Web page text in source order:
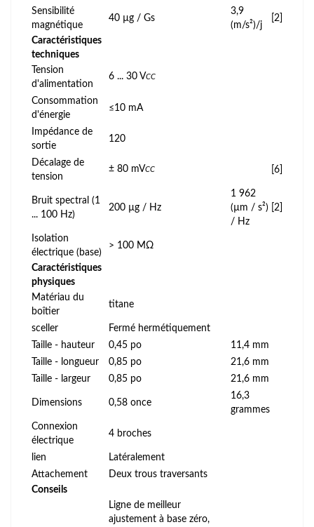
Sensibilité
magnétique
40 µg / Gs
3,9
(m/s²)/j
[2]
Caractéristiques
techniques
Tension
d'alimentation
6 ... 30 VCC
Consommation
d'énergie
≤10 mA
Impédance de
sortie
120
Décalage de
tension
± 80 mVCC [6]
Bruit spectral (1
... 100 Hz)
200 µg / Hz
1 962
(µm / s²)
/ Hz
[2]
Isolation
électrique (base)
> 100 MΩ
Caractéristiques
physiques
Matériau du
boîtier
titane
sceller
Fermé hermétiquement
Taille - hauteur
0,45 po
11,4 mm
Taille - longueur
0,85 po
21,6 mm
Taille - largeur
0,85 po 21,6 mm
Dimensions 0,58 once
16,3
grammes
Connexion
électrique
4 broches
lien
Latéralement
Attachement
Deux trous traversants
Conseils
Ligne de meilleur
ajustement à base zéro,